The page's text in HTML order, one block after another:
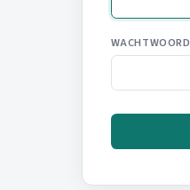
WACHTWOORD